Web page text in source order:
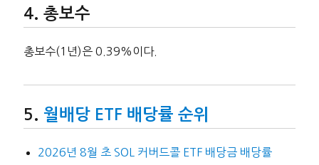
총보수
총보수(1년)은 0.39%이다.
월배당 ETF 배당률 순위
2026년 8월 초 SOL 커버드콜 ETF 배당금 배당률